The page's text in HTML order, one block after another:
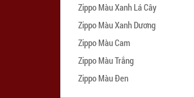
Zippo Màu Xanh Lá Cây
Zippo Màu Xanh Dương
Zippo Màu Cam
Zippo Màu Trắng
Zippo Màu Đen